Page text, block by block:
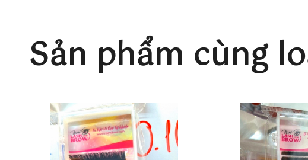
Mi Fan Sẵn 4D - Sản Phẩm Thủ Công - Tạo Nên Vẻ Đẹp Mi
Sản phẩm cùng